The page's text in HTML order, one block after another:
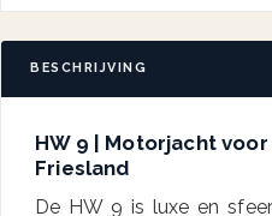
BESCHRIJVING
HW 9 | Motorjacht
Friesland
De HW 9 is luxe en